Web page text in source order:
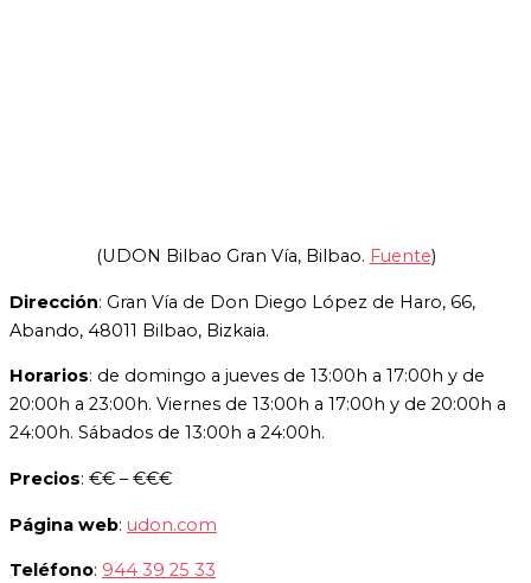
(UDON Bilbao Gran Vía, Bilbao. Fuente)
Dirección: Gran Vía de Don Diego López de Haro, 66,
Abando, 48011 Bilbao, Bizkaia.
Horarios: de domingo a jueves de 13:00h a 17:00h y de
20:00h a 23:00h. Viernes de 13:00h a 17:00h y de 20:00h a
24:00h. Sábados de 13:00h a 24:00h.
Precios: €€ – €€€
Página web: udon.com
Teléfono: 944 39 25 33